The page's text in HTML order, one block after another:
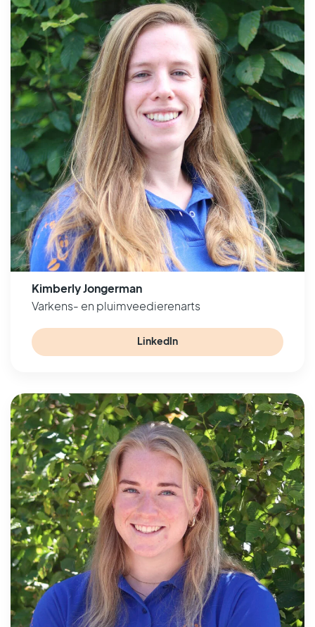
Kimberly Jongerman
Varkens- en pluimveedierenarts
LinkedIn